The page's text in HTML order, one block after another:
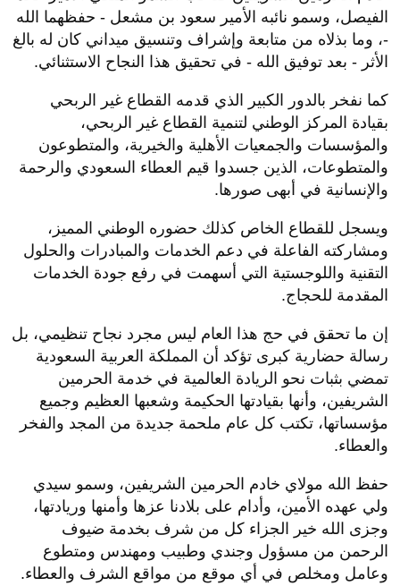
الفيصل، وسمو نائبه الأمير سعود بن مشعل - حفظهما الله
-، وما بذلاه من متابعة وإشراف وتنسيق ميداني كان له بالغ
الأثر - بعد توفيق الله - في تحقيق هذا النجاح الاستثنائي.
كما نفخر بالدور الكبير الذي قدمه القطاع غير الربحي
بقيادة المركز الوطني لتنمية القطاع غير الربحي،
والمؤسسات والجمعيات الأهلية والخيرية، والمتطوعون
والمتطوعات، الذين جسدوا قيم العطاء السعودي والرحمة
والإنسانية في أبهى صورها.
ويسجل للقطاع الخاص كذلك حضوره الوطني المميز،
ومشاركته الفاعلة في دعم الخدمات والمبادرات والحلول
التقنية واللوجستية التي أسهمت في رفع جودة الخدمات
المقدمة للحجاج.
إن ما تحقق في حج هذا العام ليس مجرد نجاح تنظيمي، بل
رسالة حضارية كبرى تؤكد أن المملكة العربية السعودية
تمضي بثبات نحو الريادة العالمية في خدمة الحرمين
الشريفين، وأنها بقيادتها الحكيمة وشعبها العظيم وجميع
مؤسساتها، تكتب كل عام ملحمة جديدة من المجد والفخر
والعطاء.
حفظ الله مولاي خادم الحرمين الشريفين، وسمو سيدي
ولي عهده الأمين، وأدام على بلادنا عزها وأمنها وريادتها،
وجزى الله خير الجزاء كل من شرف بخدمة ضيوف
الرحمن من مسؤول وجندي وطبيب ومهندس ومتطوع
وعامل ومخلص في أي موقع من مواقع الشرف والعطاء.